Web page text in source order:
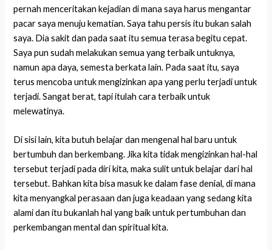
pernah menceritakan kejadian di mana saya harus mengantar
pacar saya menuju kematian. Saya tahu persis itu bukan salah
saya. Dia sakit dan pada saat itu semua terasa begitu cepat.
Saya pun sudah melakukan semua yang terbaik untuknya,
namun apa daya, semesta berkata lain. Pada saat itu, saya
terus mencoba untuk mengizinkan apa yang perlu terjadi untuk
terjadi. Sangat berat, tapi itulah cara terbaik untuk
melewatinya.
Di sisi lain, kita butuh belajar dan mengenal hal baru untuk
bertumbuh dan berkembang. Jika kita tidak mengizinkan hal-hal
tersebut terjadi pada diri kita, maka sulit untuk belajar dari hal
tersebut. Bahkan kita bisa masuk ke dalam fase denial, di mana
kita menyangkal perasaan dan juga keadaan yang sedang kita
alami dan itu bukanlah hal yang baik untuk pertumbuhan dan
perkembangan mental dan spiritual kita.